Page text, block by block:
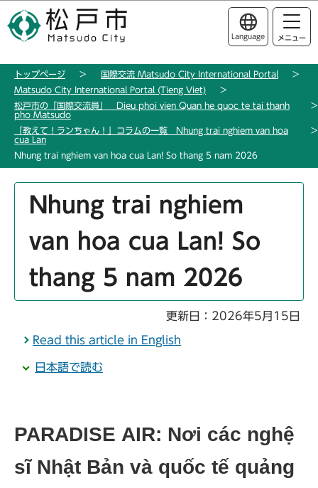
の
ー
す
このページの本文へ移動
Language メニュー
トップページ
国際交流 Matsudo City International Portal
Matsudo City International Portal (Tieng Viet)
松戸市の「国際交流員」 Dieu phoi vien Quan he quoc te tai thanh
pho Matsudo
「教えて！ランちゃん！」コラムの一覧 Nhung trai nghiem van hoa
cua Lan
Nhung trai nghiem van hoa cua Lan! So thang 5 nam 2026
Nhung trai nghiem
van hoa cua Lan! So
thang 5 nam 2026
更新日：2026年5月15日
Read this article in English
日本語で読む
PARADISE AIR: Nơi các nghệ
sĩ Nhật Bản và quốc tế quảng